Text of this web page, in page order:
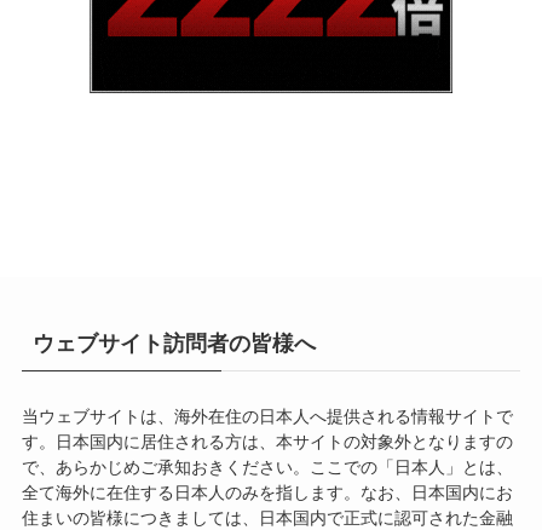
ウェブサイト訪問者の皆様へ
当ウェブサイトは、海外在住の日本人へ提供される情報サイトで
す。日本国内に居住される方は、本サイトの対象外となりますの
で、あらかじめご承知おきください。ここでの「日本人」とは、
全て海外に在住する日本人のみを指します。なお、日本国内にお
住まいの皆様につきましては、日本国内で正式に認可された金融